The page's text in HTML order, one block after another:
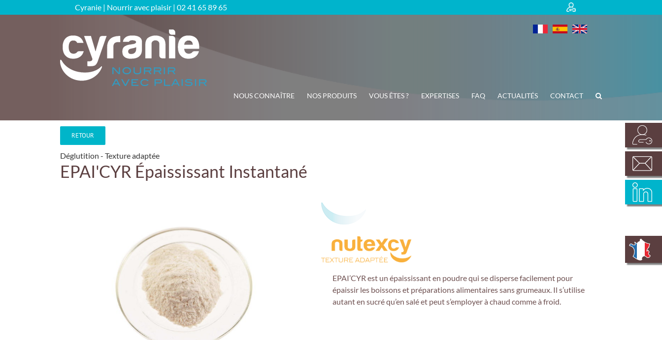
au
Cyranie | Nourrir avec plaisir | 02 41 65 89 65
NOUS CONNAÎTRE NOS PRODUITS VOUS ÊTES ? EXPERTISES FAQ ACTUALITÉS CONTACT
EPAI'CYR Épaississant Instantané
RETOUR
EPAI’CYR est un épaississant en poudre qui se disperse facilement pour
épaissir les boissons et préparations alimentairessans grumeaux. Il s’utilise
autant en sucré qu’en salé et peut s’employerà chaud comme à froid.
Déglutition Texture adaptée